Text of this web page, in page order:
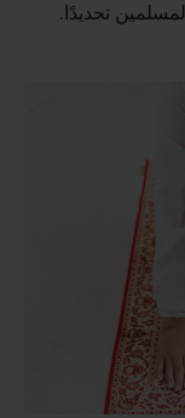
تحديدًا.